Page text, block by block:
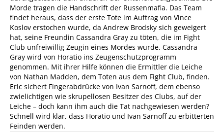
Morde tragen die Handschrift der Russenmafia. Das Team
findet heraus, dass der erste Tote im Auftrag von Vince
Koslov erstochen wurde, da Andrew Brodsky sich geweigert
hat, seine Freundin Cassandra Gray zu töten, die im Fight
Club unfreiwillig Zeugin eines Mordes wurde. Cassandra
Gray wird von Horatio ins Zeugenschutzprogramm
genommen. Mit ihrer Hilfe können die Ermittler die Leiche
von Nathan Madden, dem Toten aus dem Fight Club, finden.
Eric sichert Fingerabdrücke von Ivan Sarnoff, dem ebenso
zwielichtigen wie skrupellosen Besitzer des Clubs, auf der
Leiche – doch kann ihm auch die Tat nachgewiesen werden?
Schnell wird klar, dass Horatio und Ivan Sarnoff zu erbitterten
Feinden werden.